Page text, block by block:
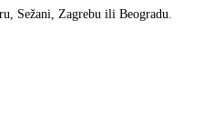
Sežani, Zagrebu ili Beogradu.